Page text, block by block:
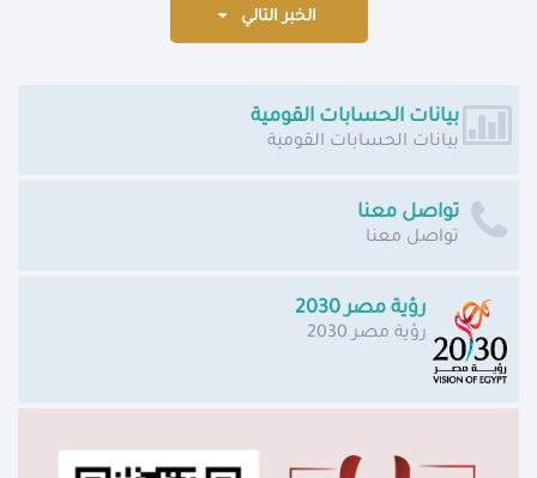
الخبر التالي
بيانات الحسابات القومية
بيانات الحسابات القومية
تواصل معنا
تواصل معنا
رؤية مصر 2030
رؤية مصر 2030